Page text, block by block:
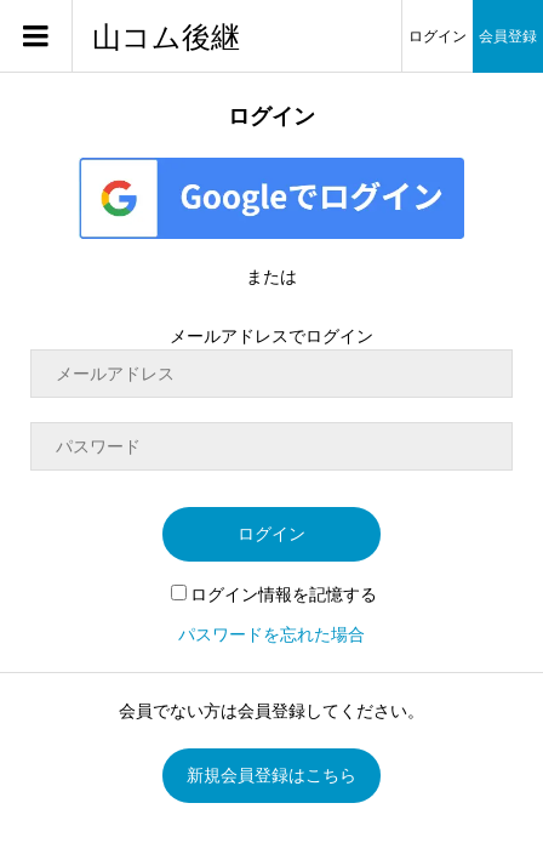
山コム後継 ログイン 会員登録
ログイン
または
メールアドレスでログイン
ログイン
ログイン情報を記憶する
パスワードを忘れた場合
会員でない方は会員登録してください。
新規会員登録はこちら